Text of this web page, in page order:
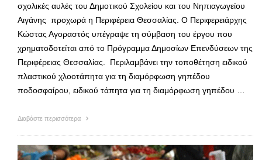
σχολικές αυλές του Δημοτικού Σχολείου και του Νηπιαγωγείου
Αιγάνης προχωρά η Περιφέρεια Θεσσαλίας. Ο Περιφερειάρχης
Κώστας Αγοραστός υπέγραψε τη σύμβαση του έργου που
χρηματοδοτείται από το Πρόγραμμα Δημοσίων Επενδύσεων της
Περιφέρειας Θεσσαλίας. Περιλαμβάνει την τοποθέτηση ειδικού
πλαστικού χλοοτάπητα για τη διαμόρφωση γηπέδου
ποδοσφαίρου, ειδικού τάπητα για τη διαμόρφωση γηπέδου …
Διαβάστε περισσότερα